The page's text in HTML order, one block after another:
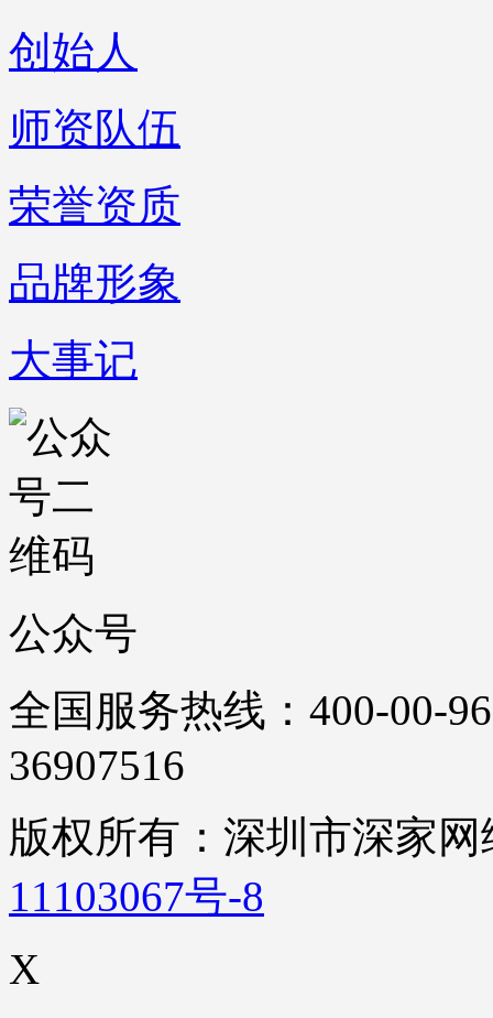
创始人
师资队伍
荣誉资质
品牌形象
大事记
公众号
全国服务热线：400-00-
36907516
版权所有：深圳市深家
11103067号-8
X